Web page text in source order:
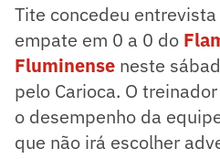
Tite concedeu
empate em 0 a 0 do
Fluminense neste
pelo Carioca. O
o desempenho da
que não irá escolher